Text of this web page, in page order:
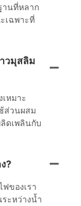
านที่หลาก
เฉพาะที่
วมุสลิม
หมาะ
ส่วนผสม
ดเพลินกับ
?
ของเรา
ะหว่างน้ำ